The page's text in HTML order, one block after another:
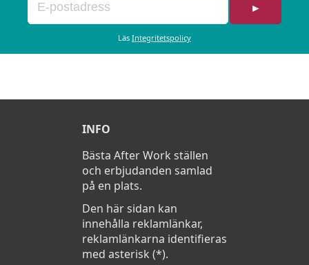
►
Läs Integritetspolicy
INFO
Bästa After Work ställen
och erbjudanden samlad
på en plats.
Den här sidan kan
innehålla reklamlänkar,
reklamlänkarna identifieras
med asterisk (*).